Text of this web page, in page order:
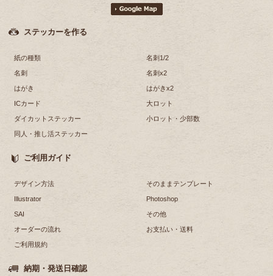
ステッカーを作る
紙の種類 名刺1/2
名刺 名刺x2
はがき はがきx2
ICカード 大ロット
ダイカットステッカー 小ロット・少部数
同人・推し活ステッカー
ご利用ガイド
デザイン方法 そのままテンプレート
Illustrator Photoshop
SAI その他
オーダーの流れ お支払い・送料
ご利用規約
納期・発送日確認